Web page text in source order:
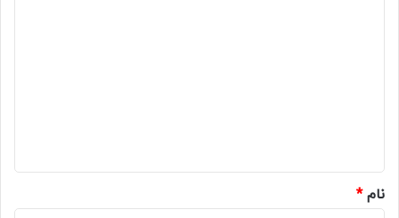
نام*